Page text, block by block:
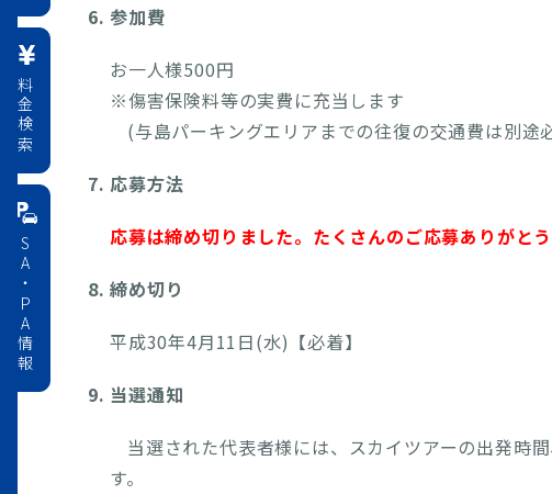
6. 参加費
お一人様500円
※傷害保険料等の実費に充当します
(与島パーキングエリアまでの往復の交通費は別途
7. 応募方法
応募は締め切りました。たくさんのご応募ありがとう
8. 締め切り
平成30年4月11日(水)【必着】
9. 当選通知
当選された代表者様には、スカイツアーの出発時
す。
料金検索
SA・PA情報